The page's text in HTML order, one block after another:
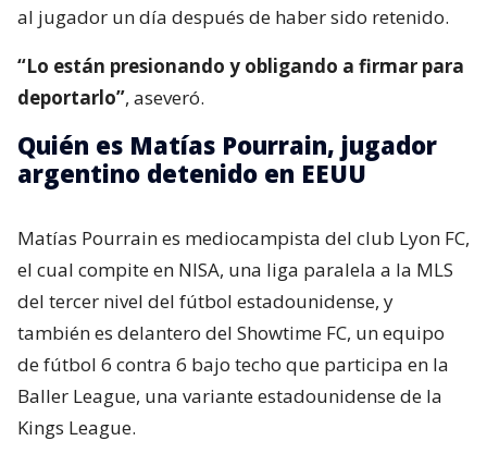
al jugador un día después de haber sido retenido.
“Lo están presionando y obligando a firmar para
deportarlo”, aseveró.
Quién es Matías Pourrain, jugador
argentino detenido en EEUU
Matías Pourrain es mediocampista del club Lyon FC,
el cual compite en NISA, una liga paralela a la MLS
del tercer nivel del fútbol estadounidense, y
también es delantero del Showtime FC, un equipo
de fútbol 6 contra 6 bajo techo que participa en la
Baller League, una variante estadounidense de la
Kings League.